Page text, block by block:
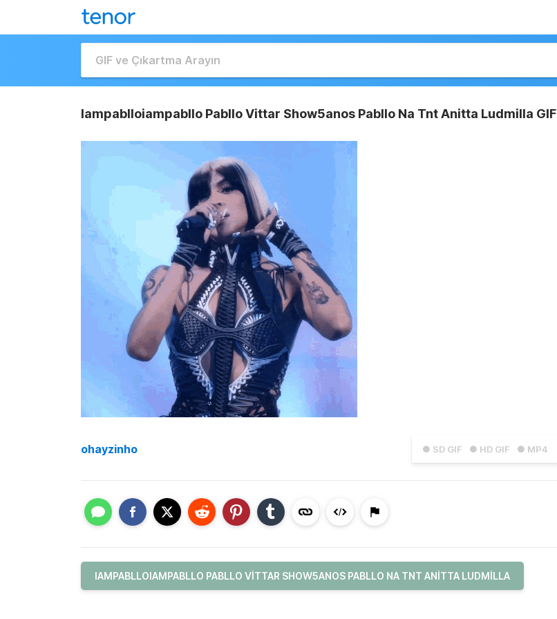
Iampablloiampabllo Pabllo Vittar Show5anos Pabllo Na Tnt Anitta Ludmilla GIF
● SD GIF ● HD GIF ● MP4
ohayzinho
IAMPABLLOIAMPABLLO PABLLO VITTAR SHOW5ANOS PABLLO NA TNT ANITTA LUDMILLA